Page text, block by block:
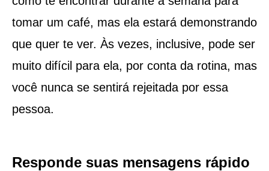
tomar um café, mas ela estará demonstrando
que quer te ver. Às vezes, inclusive, pode ser
muito difícil para ela, por conta da rotina, mas
você nunca se sentirá rejeitada por essa
pessoa.
Responde suas mensagens rápido